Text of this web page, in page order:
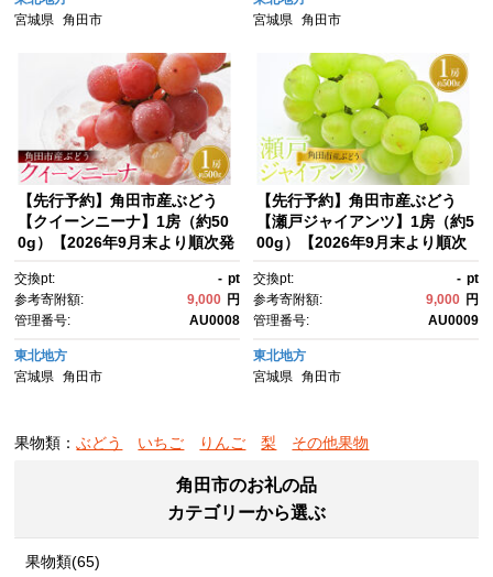
宮城県
角田市
宮城県 角田市
【先行予約】角田市産ぶどう
【クイーンニーナ】1房（約50
0g）【2026年9月末より順次発
交換pt: - pt
参考寄附額:
9,000 円
管理番号:
AU0008
東北地方
宮城県
角田市
【先行予約】角田市産ぶどう
【瀬戸ジャイアンツ】1房（約5
00g）【2026年9月末より順次
交換pt: - pt
参考寄附額:
9,000 円
管理番号:
AU0009
東北地方
宮城県 角田市
果物類：ぶどう いちご りんご 梨 その他果物
角田市のお礼の品
カテゴリーから選ぶ
果物類(65)